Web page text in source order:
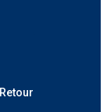
Retour